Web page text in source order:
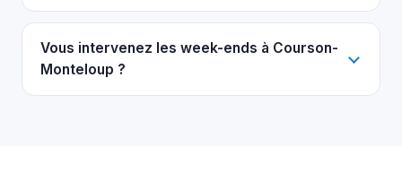
Vous intervenez les week-ends à Courson-
Monteloup ?